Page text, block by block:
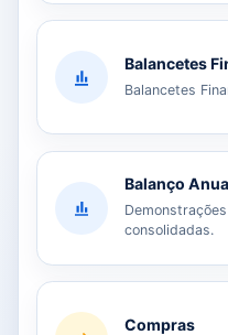
Balancetes
Balancetes
Balanço
consolidadas.
Compras